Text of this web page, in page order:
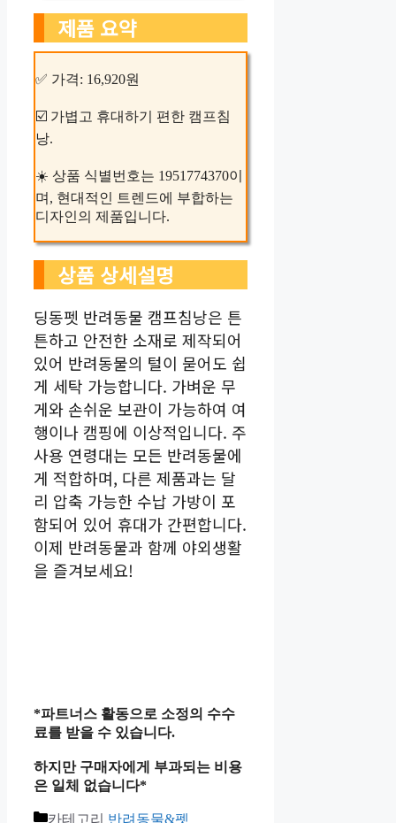
제품 요약
✅ 가격: 16,920원
☑️ 가볍고 휴대하기 편한 캠프침
낭.
☀️ 상품 식별번호는 1951774370이
며, 현대적인 트렌드에 부합하는
디자인의 제품입니다.
상품 상세설명
딩동펫 반려동물 캠프침낭은 튼
튼하고 안전한 소재로 제작되어
있어 반려동물의 털이 묻어도 쉽
게 세탁 가능합니다. 가벼운 무
게와 손쉬운 보관이 가능하여 여
행이나 캠핑에 이상적입니다. 주
사용 연령대는 모든 반려동물에
게 적합하며, 다른 제품과는 달
리 압축 가능한 수납 가방이 포
함되어 있어 휴대가 간편합니다.
이제 반려동물과 함께 야외생활
을 즐겨보세요!
*파트너스 활동으로 소정의 수수
료를 받을 수 있습니다.
하지만 구매자에게 부과되는 비용
은 일체 없습니다*
카테고리 반려동물&펫